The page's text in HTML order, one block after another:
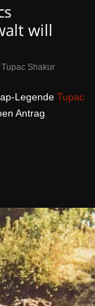
will
Tupac Shakur
Legende Tupac
Antrag